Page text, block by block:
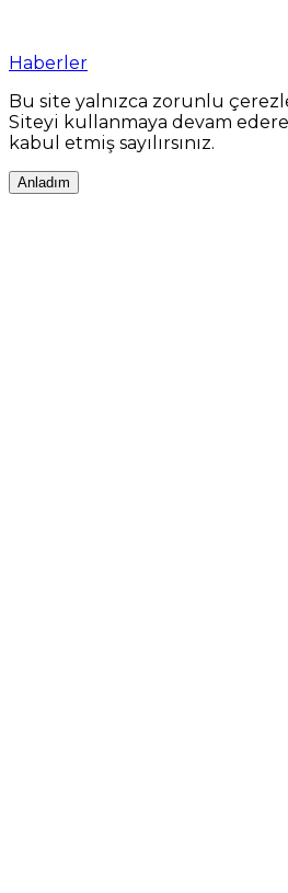
Haberler
Bu site yalnızca zorunlu
Siteyi kullanmaya devam
kabul etmiş sayılırsınız.
Anladım